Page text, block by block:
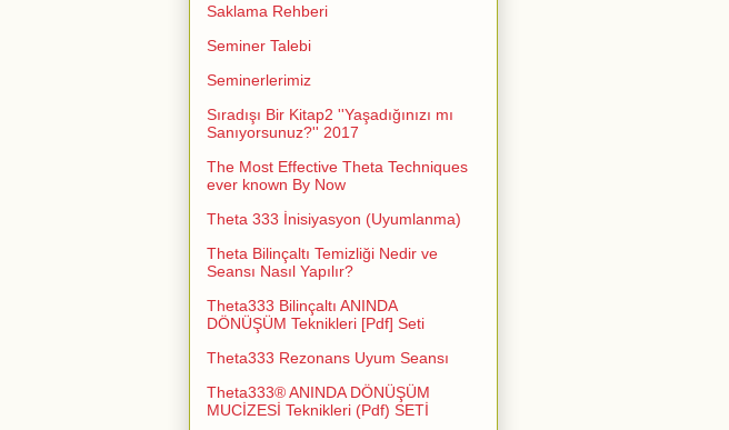
Saklama Rehberi
Seminer Talebi
Seminerlerimiz
Sıradışı Bir Kitap2 ''Yaşadığınızı mı
Sanıyorsunuz?'' 2017
The Most Effective Theta Techniques
ever known By Now
Theta 333 İnisiyasyon (Uyumlanma)
Theta Bilinçaltı Temizliği Nedir ve
Seansı Nasıl Yapılır?
Theta333 Bilinçaltı ANINDA
DÖNÜŞÜM Teknikleri [Pdf] Seti
Theta333 Rezonans Uyum Seansı
Theta333® ANINDA DÖNÜŞÜM
MUCİZESİ Teknikleri (Pdf) SETİ